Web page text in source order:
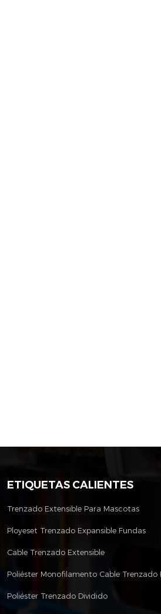
ETIQUETAS CALIENTES
Trenzado Extensible Para Mascotas
Ployeset Trenzado Expansible Fundas
Cable Trenzado Extensible
Poliéster Trenzado Dividido